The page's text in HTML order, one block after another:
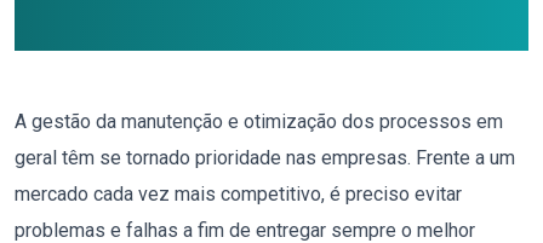
A gestão da manutenção e otimização dos processos em
geral têm se tornado prioridade nas empresas. Frente a um
mercado cada vez mais competitivo, é preciso evitar
problemas e falhas a fim de entregar sempre o melhor